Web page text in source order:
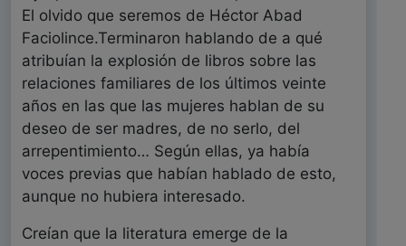
El olvido que seremos de Héctor Abad
Faciolince.Terminaron hablando de a qué
atribuían la explosión de libros sobre las
relaciones familiares de los últimos veinte
años en las que las mujeres hablan de su
deseo de ser madres, de no serlo, del
arrepentimiento… Según ellas, ya había
voces previas que habían hablado de esto,
aunque no hubiera interesado.
Creían que la literatura emerge de la